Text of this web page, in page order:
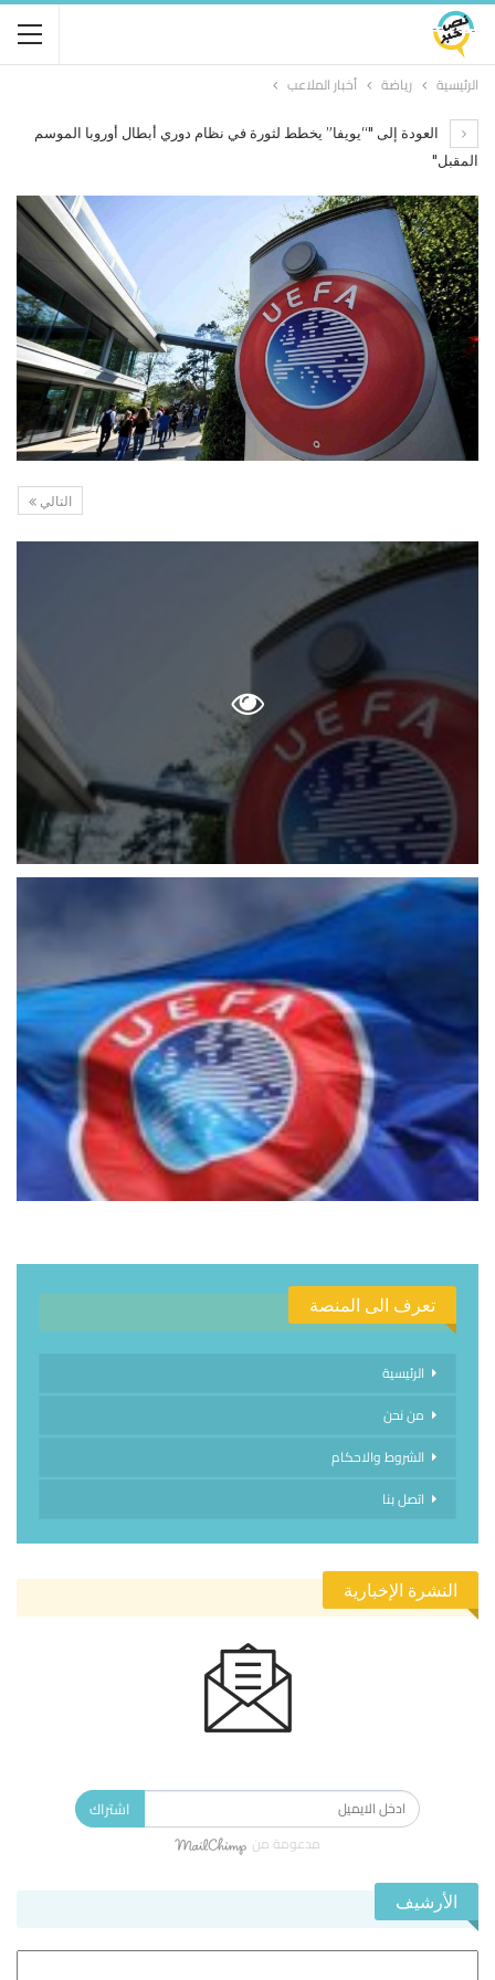
الرئيسية رياضة أخبار الملاعب
العودة إلى "“يويفا” يخطط لثورة في نظام دوري أبطال أوروبا الموسم
المقبل"
التالي
تعرف الى المنصة
الرئيسية
من نحن
الشروط والاحكام
اتصل بنا
النشرة الإخبارية
اشتراك
مدعومة من
الأرشيف